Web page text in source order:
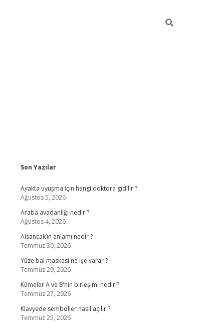
Sidebar
Son Yazılar
Ayakta uyuşma için hangi doktora gidilir ?
Ağustos 5, 2026
Araba avadanlığı nedir ?
Ağustos 4, 2026
Alsancak’ın anlamı nedir ?
Temmuz 30, 2026
Yüze bal maskesi ne işe yarar ?
Temmuz 29, 2026
Kümeler A ve B’nin birleşimi nedir ?
Temmuz 27, 2026
Klavyede semboller nasıl açılır ?
Temmuz 25, 2026